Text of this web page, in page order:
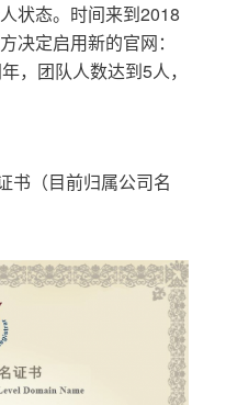
状态。时间来到2018
决定启用新的官网：
，团队人数达到5人，
书（目前归属公司名